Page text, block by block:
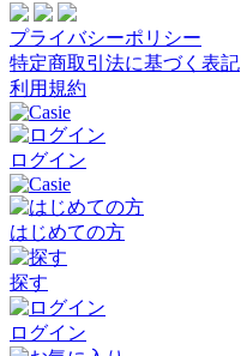
プライバシーポリシー
特定商取引法に基づく表記
利用規約
ログイン
はじめての方
探す
ログイン